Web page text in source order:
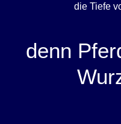
die Tiefe
denn